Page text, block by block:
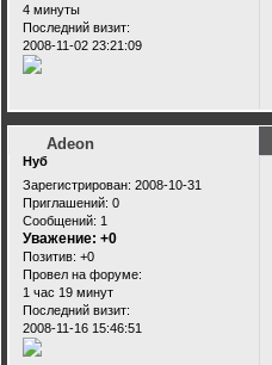
4 минуты
Последний визит:
2008-11-02 23:21:09
Adeon
Нуб
Зарегистрирован: 2008-10-31
Приглашений: 0
Сообщений: 1
Уважение: +0
Позитив: +0
Провел на форуме:
1 час 19 минут
Последний визит:
2008-11-16 15:46:51